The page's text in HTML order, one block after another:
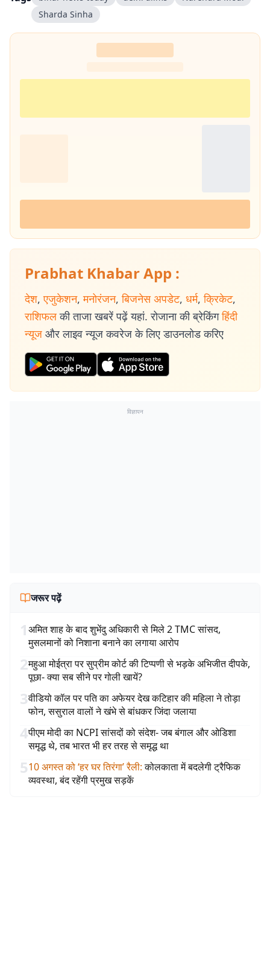
Sharda Sinha
Prabhat Khabar App :
देश, एजुकेशन, मनोरंजन, बिजनेस अपडेट, धर्म, क्रिकेट,
राशिफल की ताजा खबरें पढ़ें यहां. रोजाना की ब्रेकिंग हिंदी
न्यूज और लाइव न्यूज कवरेज के लिए डाउनलोड करिए
विज्ञापन
जरूर पढ़ें
1अमित शाह के बाद शुभेंदु अधिकारी से मिले 2 TMC सांसद,
मुसलमानों को निशाना बनाने का लगाया आरोप
2महुआ मोईत्रा पर सुप्रीम कोर्ट की टिप्पणी से भड़के अभिजीत दीपके,
पूछा- क्या सब सीने पर गोली खायें?
3वीडियो कॉल पर पति का अफेयर देख कटिहार की महिला ने तोड़ा
फोन, ससुराल वालों ने खंभे से बांधकर जिंदा जलाया
4पीएम मोदी का NCPI सांसदों को संदेश- जब बंगाल और ओडिशा
समृद्ध थे, तब भारत भी हर तरह से समृद्ध था
510 अगस्त को ‘हर घर तिरंगा’ रैली: कोलकाता में बदलेगी ट्रैफिक
व्यवस्था, बंद रहेंगी प्रमुख सड़कें